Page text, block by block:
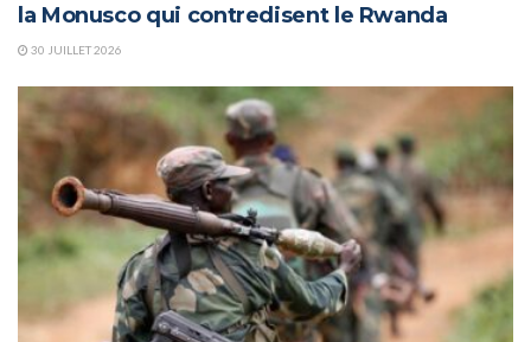
la Monusco qui contredisent le Rwanda
30 JUILLET 2026